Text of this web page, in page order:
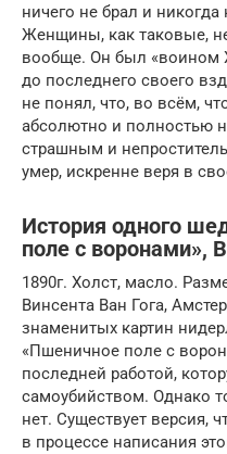
ничего не брал и
Женщины, как таковые,
вообще. Он был «воином
до последнего своего
не понял, что, во всём,
абсолютно и полностью
страшным и
умер, искренне веря в
История одного
поле с воронами»,
1890г. Холст, масло.
Винсента Ван Гога,
знаменитых картин
«Пшеничное поле с
последней работой,
самоубийством. Однако
нет. Существует версия,
в процессе написания